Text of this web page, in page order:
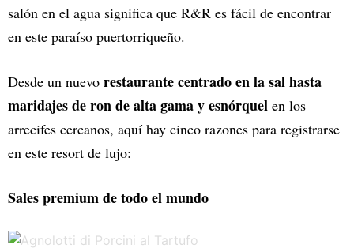
salón en el agua significa que R&R es fácil de encontrar
en este paraíso puertorriqueño.
Desde un nuevo restaurante centrado en la sal hasta
maridajes de ron de alta gama y esnórquel en los
arrecifes cercanos, aquí hay cinco razones para registrarse
en este resort de lujo:
Sales premium de todo el mundo